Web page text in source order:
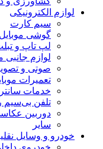
لوازم الکترونیکی
سیم کارت
گوشی موبایل
لپ تاپ و
لوازم جانبی
صوتی و
تعمیرات
خدمات
تلفن بی‌سیم
دوربین
سایر
خودرو و وسایل